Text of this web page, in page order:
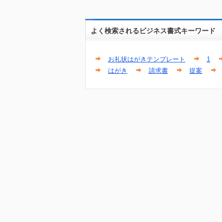
よく検索されるビジネス書式キーワード
お礼状はがきテンプレート
1
はがき
請求書 提案